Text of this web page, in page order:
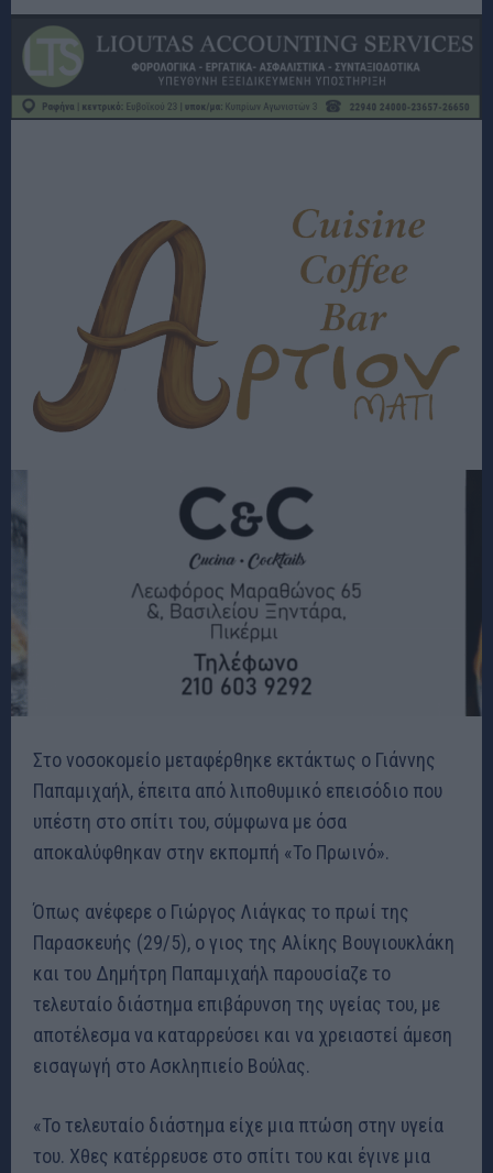
Στο νοσοκομείο μεταφέρθηκε εκτάκτως ο Γιάννης
Παπαμιχαήλ, έπειτα από λιποθυμικό επεισόδιο που
υπέστη στο σπίτι του, σύμφωνα με όσα
αποκαλύφθηκαν στην εκπομπή «Το Πρωινό».
Όπως ανέφερε ο Γιώργος Λιάγκας το πρωί της
Παρασκευής (29/5), ο γιος της Αλίκης Βουγιουκλάκη
και του Δημήτρη Παπαμιχαήλ παρουσίαζε το
τελευταίο διάστημα επιβάρυνση της υγείας του, με
αποτέλεσμα να καταρρεύσει και να χρειαστεί άμεση
εισαγωγή στο Ασκληπιείο Βούλας.
«Το τελευταίο διάστημα είχε μια πτώση στην υγεία
του. Χθες κατέρρευσε στο σπίτι του και έγινε μια